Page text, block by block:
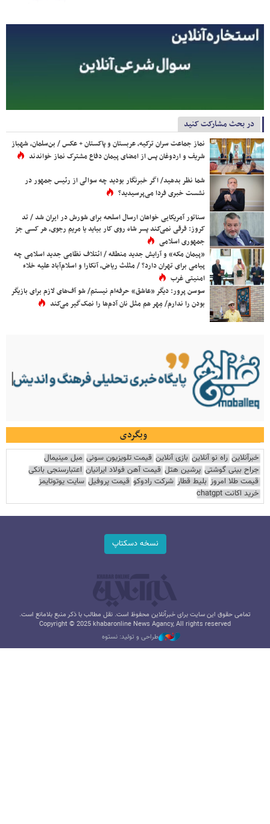
در بحث مشارکت کنید
نماز جماعت سران ترکیه، عربستان و پاکستان + عکس / بن‌سلمان، شهباز
شریف و اردوغان پس از امضای پیمان دفاع مشترک نماز خواندند
شما نظر بدهید/ اگر خبرنگار بودید چه سوالی از رئیس جمهور در
نشست خبری فردا می‌پرسیدید؟
سناتور آمریکایی خواهان ارسال اسلحه برای شورش در ایران شد / تد
کروز: فرقی نمی‌کند پسر شاه روی کار بیاید یا مریم رجوی، هر کسی جز
جمهوری اسلامی
«پیمان مکه» و آرایش جدید منطقه / ائتلاف نظامی جدید اسلامی چه
پیامی برای تهران دارد؟ / مثلث ریاض، آنکارا و اسلام‌آباد علیه خلاء
امنیتی غرب
سوسن پرور: دیگر «عاشق» حرفه‌ام نیستم/ شو آف‌های لازم برای بازیگر
بودن را ندارم/ مِهر هم مثل نان آدم‌ها را نمک‌گیر می‌کند
وبگردی
خبرآنلاین راه نو آنلاین بازی آنلاین قیمت تلویزیون سونی مبل مینیمال
جراح بینی گوشتی پرشین هتل قیمت آهن فولاد ایرانیان اعتبارسنجی بانکی
قیمت طلا امروز بلیط قطار شرکت رادوکو قیمت پروفیل سایت یوتوتایمز
خرید اکانت chatgpt
نسخه دسکتاپ
تمامی حقوق این سایت برای خبرآنلاین محفوظ است. نقل مطالب با ذکر منبع بلامانع است.
Copyright © 2025 khabaronline News Agancy, All rights reserved
طراحی و تولید: نستوه